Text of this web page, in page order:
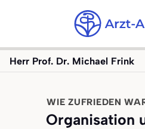
Herr Prof. Dr. Michael Frink
WIE ZUFRIEDEN
Organisation